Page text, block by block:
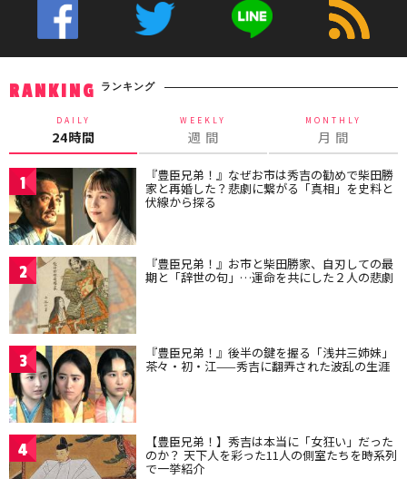
RANKING ランキング
DAILY
24時間
WEEKLY
週 間
MONTHLY
月 間
1 『豊臣兄弟！』なぜお市は秀吉の勧めで柴田勝
家と再婚した？悲劇に繋がる「真相」を史料と
伏線から探る
2 『豊臣兄弟！』お市と柴田勝家、自刃しての最
期と「辞世の句」…運命を共にした２人の悲劇
3 『豊臣兄弟！』後半の鍵を握る「浅井三姉妹」
茶々・初・江——秀吉に翻弄された波乱の生涯
4 【豊臣兄弟！】秀吉は本当に「女狂い」だった
のか？ 天下人を彩った11人の側室たちを時系列
で一挙紹介